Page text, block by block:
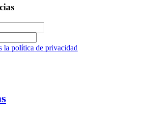
la política de privacidad